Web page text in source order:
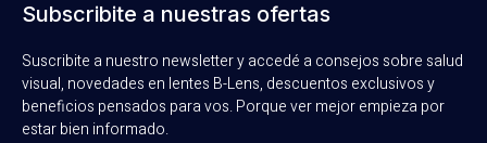
Subscribite a nuestras ofertas
Suscribite a nuestro newsletter y accedé a consejos sobre salud
visual, novedades en lentes B-Lens, descuentos exclusivos y
beneficios pensados para vos. Porque ver mejor empieza por
estar bien informado.